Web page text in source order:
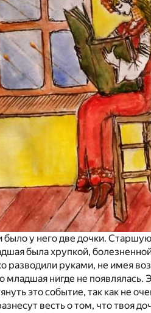
у него две дочки.
была хрупкой,
разводили руками, не имея
нигде не появлялась.
это событие, так как не
весть о том, что твоя